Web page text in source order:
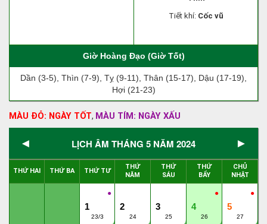
Tiết khí: Cốc vũ
Giờ Hoàng Đạo (Giờ Tốt)
Dần (3-5), Thìn (7-9), Tỵ (9-11), Thân (15-17), Dậu (17-19),
Hợi (21-23)
MÀU ĐỎ: NGÀY TỐT, MÀU TÍM: NGÀY XẤU
◄ LỊCH ÂM THÁNG 5 NĂM 2024 ►
THỨ HAI THỨ BA THỨ TƯ
THỨ
NĂM
THỨ
SÁU
THỨ
BẨY
CHỦ
NHẬT
●
1
23/3
2
24
3
25
●
4
26
●
5
27